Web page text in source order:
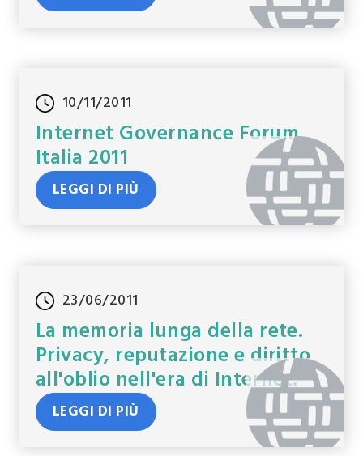
10/11/2011
Internet Governance Forum
Italia 2011
LEGGI DI PIÙ
23/06/2011
La memoria lunga della rete.
Privacy, reputazione e diritto
all'oblio nell'era di Internet.
LEGGI DI PIÙ